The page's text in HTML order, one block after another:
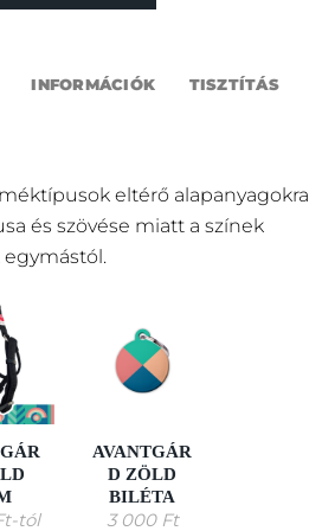
INFORMÁCIÓK TISZTÍTÁS
eltérő alapanyagokra
és szövése miatt a színek
-tól
AVANTGÁR
D ZÖLD
BILÉTA
3 000 Ft